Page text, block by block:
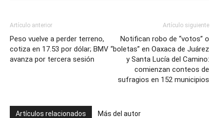
Artículo anterior
Peso vuelve a perder terreno,
cotiza en 17.53 por dólar; BMV
avanza por tercera sesión
Artículo siguiente
Notifican robo de “votos” o
“boletas” en Oaxaca de Juárez
y Santa Lucía del Camino:
comienzan conteos de
sufragios en 152 municipios
Artículos relacionados Más del autor